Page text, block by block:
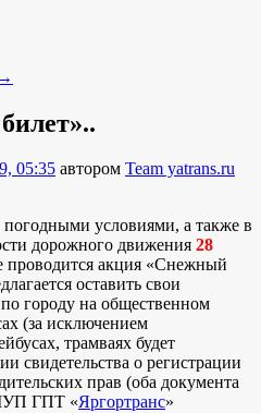
→
05:35 автором Team yatrans.ru
условиями, а также в
дорожного движения 28
проводится акция «Снежный
оставить свои
городу на общественном
(за исключением
трамваях будет
свидетельства о регистрации
прав (оба документа
ГПТ «Яргортранс»